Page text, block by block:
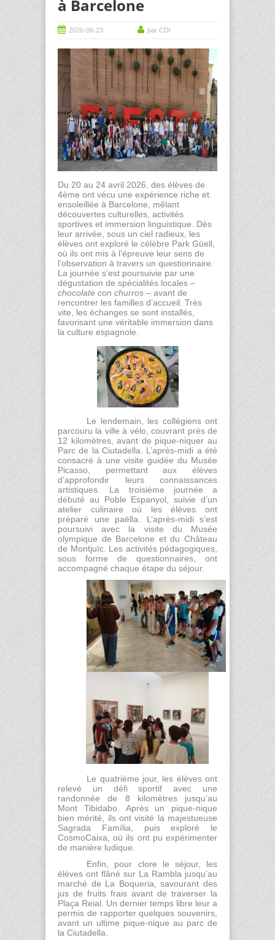
à Barcelone
2026-06-23 par CDI
Du 20 au 24 avril 2026, des élèves de
4ème ont vécu une expérience riche et
ensoleillée à Barcelone, mêlant
découvertes culturelles, activités
sportives et immersion linguistique. Dès
leur arrivée, sous un ciel radieux, les
élèves ont exploré le célèbre Park Güell,
où ils ont mis à l’épreuve leur sens de
l’observation à travers un questionnaire.
La journée s’est poursuivie par une
dégustation de spécialités locales –
chocolate con churros – avant de
rencontrer les familles d’accueil. Très
vite, les échanges se sont installés,
favorisant une véritable immersion dans
la culture espagnole.
Le lendemain, les collégiens ont
parcouru la ville à vélo, couvrant près de
12 kilomètres, avant de pique-niquer au
Parc de la Ciutadella. L’après-midi a été
consacré à une visite guidée du Musée
Picasso, permettant aux élèves
d’approfondir leurs connaissances
artistiques. La troisième journée a
débuté au Poble Espanyol, suivie d’un
atelier culinaire où les élèves ont
préparé une paëlla. L’après-midi s’est
poursuivi avec la visite du Musée
olympique de Barcelone et du Château
de Montjuïc. Les activités pédagogiques,
sous forme de questionnaires, ont
accompagné chaque étape du séjour.
Le quatrième jour, les élèves ont
relevé un défi sportif avec une
randonnée de 8 kilomètres jusqu’au
Mont Tibidabo. Après un pique-nique
bien mérité, ils ont visité la majestueuse
Sagrada Família, puis exploré le
CosmoCaixa, où ils ont pu expérimenter
de manière ludique.
Enfin, pour clore le séjour, les
élèves ont flâné sur La Rambla jusqu’au
marché de La Boqueria, savourant des
jus de fruits frais avant de traverser la
Plaça Reial. Un dernier temps libre leur a
permis de rapporter quelques souvenirs,
avant un ultime pique-nique au parc de
la Ciutadella.